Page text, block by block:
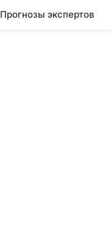
Прогнозы экспертов